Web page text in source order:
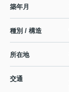
築年月
種別 / 構造
所在地
交通